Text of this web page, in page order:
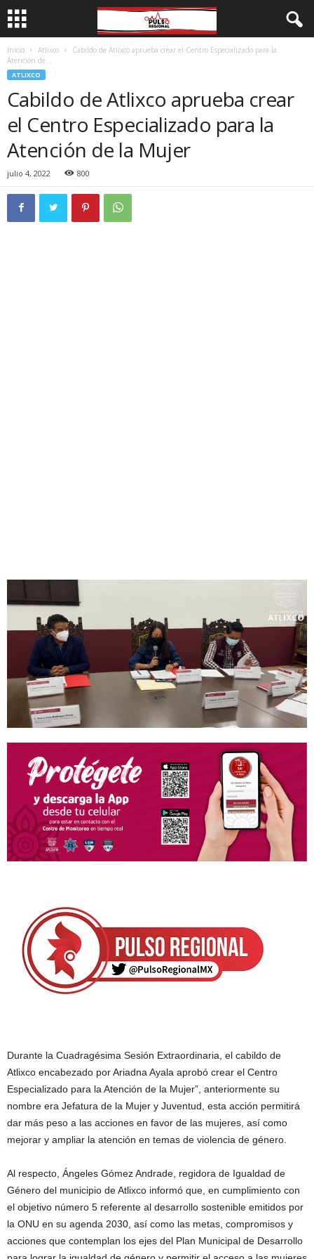
Inicio Atlixco
Cabildo de Atlixco aprueba crear el Centro Especializado para la
Atención de...
ATLIXCO
Cabildo de Atlixco aprueba crear
el Centro Especializado para la
Atención de la Mujer
julio 4, 2022 800
Durante la Cuadragésima Sesión Extraordinaria, el cabildo de
Atlixco encabezado por Ariadna Ayala aprobó crear el Centro
Especializado para la Atención de la Mujer”, anteriormente su
nombre era Jefatura de la Mujer y Juventud, esta acción permitirá
dar más peso a las acciones en favor de las mujeres, así como
mejorar y ampliar la atención en temas de violencia de género.
Al respecto, Ángeles Gómez Andrade, regidora de Igualdad de
Género del municipio de Atlixco informó que, en cumplimiento con
el objetivo número 5 referente al desarrollo sostenible emitidos por
la ONU en su agenda 2030, así como las metas, compromisos y
acciones que contemplan los ejes del Plan Municipal de Desarrollo